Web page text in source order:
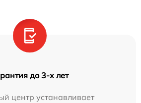
до 3-х лет
центр устанавливает